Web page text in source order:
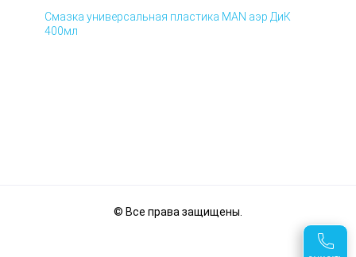
Смазка универсальная пластика MAN аэр ДиК
400мл
© Все права защищены.